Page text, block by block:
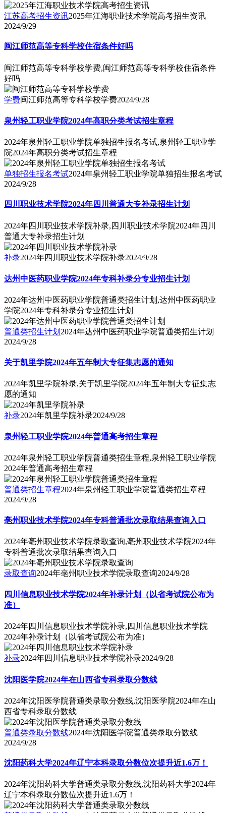
江苏高考招生资讯2025年江海职业技术学院高考招生资讯
2024/9/29
闽江师范高等专科学校住宿条件好吗
闽江师范高等专科学校学费,闽江师范高等专科学校住宿条件
好吗
学费闽江师范高等专科学校学费2024/9/28
泉州轻工职业学院2024年高职分类考试招生章程
2024年泉州轻工职业学院单独招生报名考试,泉州轻工职业学
院2024年高职分类考试招生章程
单独招生报名考试2024年泉州轻工职业学院单独招生报名考试
2024/9/28
四川职业技术学院2024年四川普通大专补录招生计划
2024年四川职业技术学院补录,四川职业技术学院2024年四川
普通大专补录招生计划
补录2024年四川职业技术学院补录2024/9/28
达州中医药职业学院2024年专科补录分专业招生计划
2024年达州中医药职业学院普通类招生计划,达州中医药职业
学院2024年专科补录分专业招生计划
普通类招生计划 2024年达州中医药职业学院普通类招生计划
2024/9/28
关于凯里学院2024年五年制大专征集志愿的通知
2024年凯里学院补录,关于凯里学院2024年五年制大专征集志
愿的通知
补录2024年凯里学院补录2024/9/28
泉州轻工职业学院2024年普通高考招生章程
2024年泉州轻工职业学院普通类招生章程,泉州轻工职业学院
2024年普通高考招生章程
普通类招生章程2024年泉州轻工职业学院普通类招生章程
2024/9/28
亳州职业技术学院2024年专科普通批次录取结果查询入口
2024年亳州职业技术学院录取查询,亳州职业技术学院2024年
专科普通批次录取结果查询入口
录取查询2024年亳州职业技术学院录取查询2024/9/28
四川信息职业技术学院2024年补录计划（以省考试院公布为
准）
2024年四川信息职业技术学院补录,四川信息职业技术学院
2024年补录计划（以省考试院公布为准）
补录2024年四川信息职业技术学院补录2024/9/28
沈阳医学院2024年在山西省专科录取分数线
2024年沈阳医学院普通类录取分数线,沈阳医学院2024年在山
西省专科录取分数线
普通类录取分数线2024年沈阳医学院普通类录取分数线
2024/9/28
沈阳药科大学2024年辽宁本科录取分数位次提升近1.6万！
2024年沈阳药科大学普通类录取分数线,沈阳药科大学2024年
辽宁本科录取分数位次提升近1.6万！